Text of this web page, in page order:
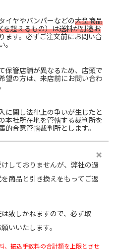
イヤやバンパーなどの大型商品
を超えるもの）は送料が別途お
ます。必ずご注文前にお問い合
保管店舗が異なるため、店頭で
望の方は、来店前にお問い合わ
に関し法律上の争いが生じたと
本社所在地を管轄する裁判所を
的合意管轄裁判所とします。
しておりませんが、弊社の過
商品と引き換えをもってご返
致しかねますので、必ず取
いいたします。
振込手数料の合計額を上限とさせ